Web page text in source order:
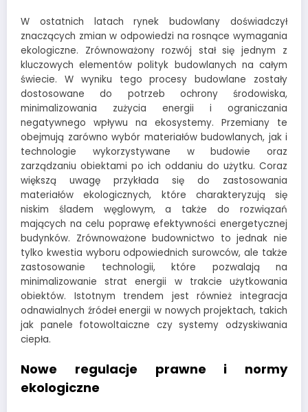
W ostatnich latach rynek budowlany doświadczył
znaczących zmian w odpowiedzi na rosnące wymagania
ekologiczne. Zrównoważony rozwój stał się jednym z
kluczowych elementów polityk budowlanych na całym
świecie. W wyniku tego procesy budowlane zostały
dostosowane do potrzeb ochrony środowiska,
minimalizowania zużycia energii i ograniczania
negatywnego wpływu na ekosystemy. Przemiany te
obejmują zarówno wybór materiałów budowlanych, jak i
technologie wykorzystywane w budowie oraz
zarządzaniu obiektami po ich oddaniu do użytku. Coraz
większą uwagę przykłada się do zastosowania
materiałów ekologicznych, które charakteryzują się
niskim śladem węglowym, a także do rozwiązań
mających na celu poprawę efektywności energetycznej
budynków. Zrównoważone budownictwo to jednak nie
tylko kwestia wyboru odpowiednich surowców, ale także
zastosowanie technologii, które pozwalają na
minimalizowanie strat energii w trakcie użytkowania
obiektów. Istotnym trendem jest również integracja
odnawialnych źródeł energii w nowych projektach, takich
jak panele fotowoltaiczne czy systemy odzyskiwania
ciepła.
Nowe regulacje prawne i normy
ekologiczne